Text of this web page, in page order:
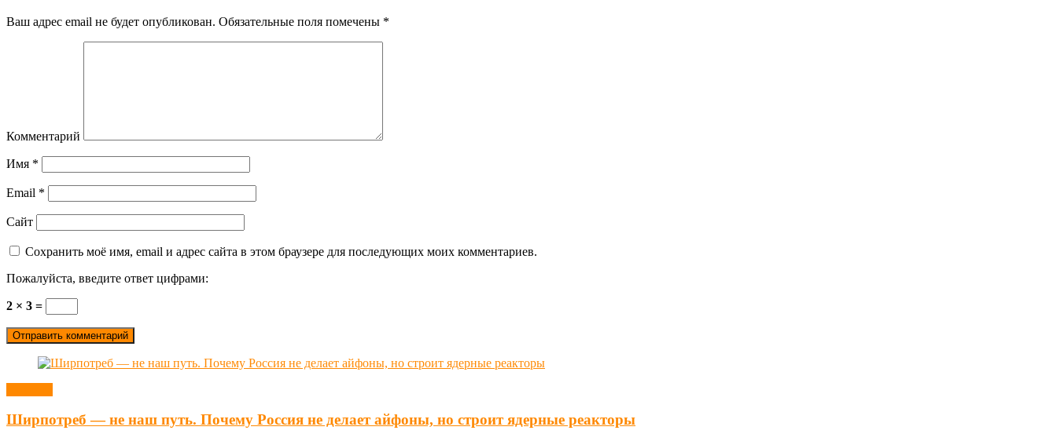
Ваш адрес email не будет опубликован. Обязательные поля помечены *
Комментарий
Имя *
Email *
Сайт
Сохранить моё имя, email и адрес сайта в этом браузере для последующих моих комментариев.
Пожалуйста, введите ответ цифрами:
2 × 3 =
Ширпотреб — не наш путь. Почему Россия не делает айфоны, но строит ядерные реакторы